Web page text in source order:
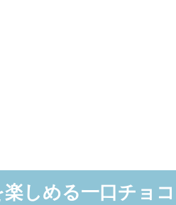
しめる一口チョ